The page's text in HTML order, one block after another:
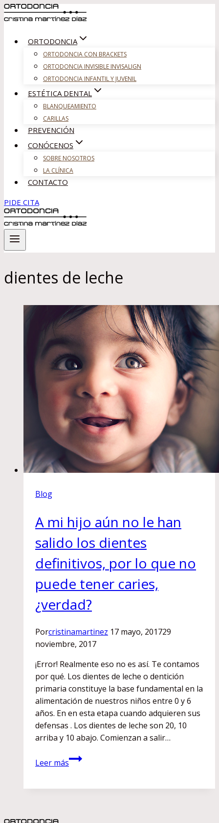
Saltar
al
ORTODONCIA
ORTODONCIA CON BRACKETS
ORTODONCIA INVISIBLE INVISALIGN
ORTODONCIA INFANTIL Y JUVENIL
ESTÉTICA DENTAL
BLANQUEAMIENTO
CARILLAS
PREVENCIÓN
CONÓCENOS
SOBRE NOSOTROS
LA CLÍNICA
CONTACTO
PIDE CITA
dientes de leche
Blog
A mi hijo aún no le han
salido los dientes
definitivos, por lo que no
puede tener caries,
¿verdad?
Porcristinamartinez 17 mayo, 201729
noviembre, 2017
¡Error! Realmente eso no es así. Te contamos
por qué. Los dientes de leche o dentición
primaria constituye la base fundamental en la
alimentación de nuestros niños entre 0 y 6
años. En en esta etapa cuando adquieren sus
defensas . Los dientes de leche son 20, 10
arriba y 10 abajo. Comienzan a salir…
Leer másA
mi